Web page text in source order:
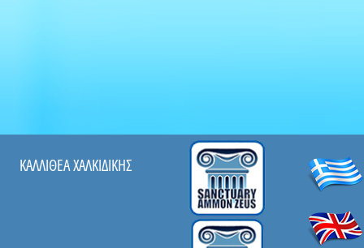
ΚΑΛΛΙΘΕΑ ΧΑΛΚΙΔΙΚΗΣ